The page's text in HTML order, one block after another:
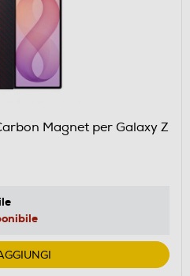
Magnet per Galaxy Z